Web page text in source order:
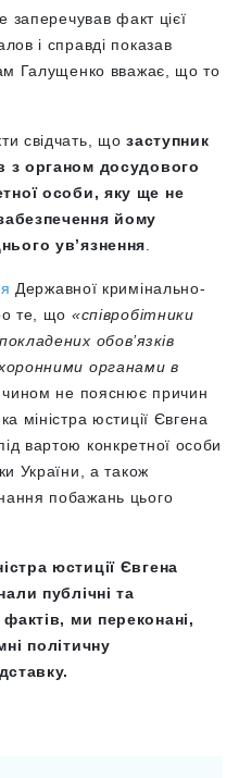
заперечував факт цієї
і справді показав
Галущенко вважає, що то
свідчать, щозаступник
з органом досудового
особи, яку ще не
йому
увʼязнення
Державної кримінально-
те, що «співробітники
обов’язків
органами в
не пояснює причин
міністра юстиції Євгена
вартою конкретної особи
України, а також
побажань цього
юстиції Євгена
публічні та
ми переконані,
політичну